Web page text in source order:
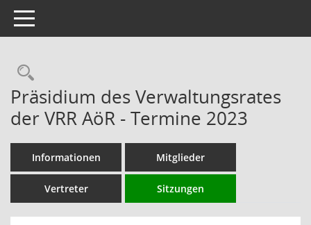
Toggle navigation
Rechercheauswahl
Präsidium des Verwaltungsrates
der VRR AöR - Termine 2023
Informationen Mitglieder
Vertreter Sitzungen